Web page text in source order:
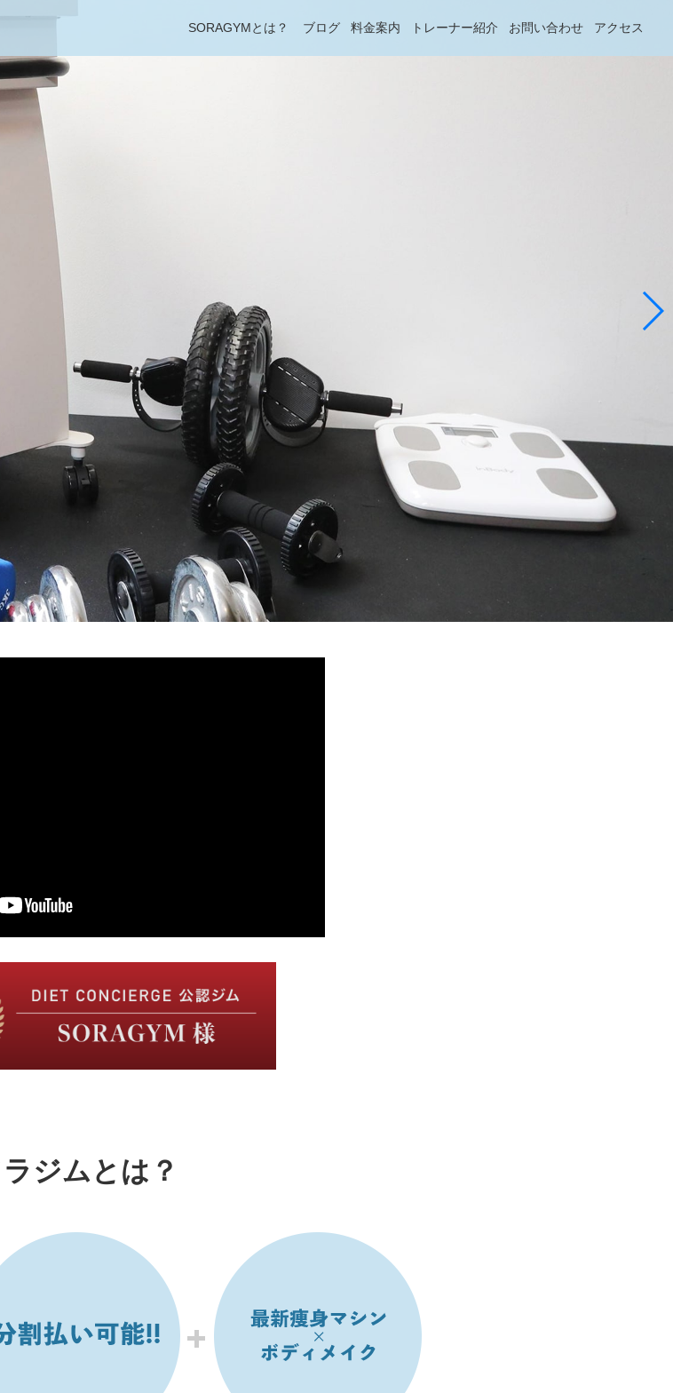
SORAGYMとは？ ブログ 料金案内 トレーナー紹介 お問い合わせ アクセス
ジムとは？